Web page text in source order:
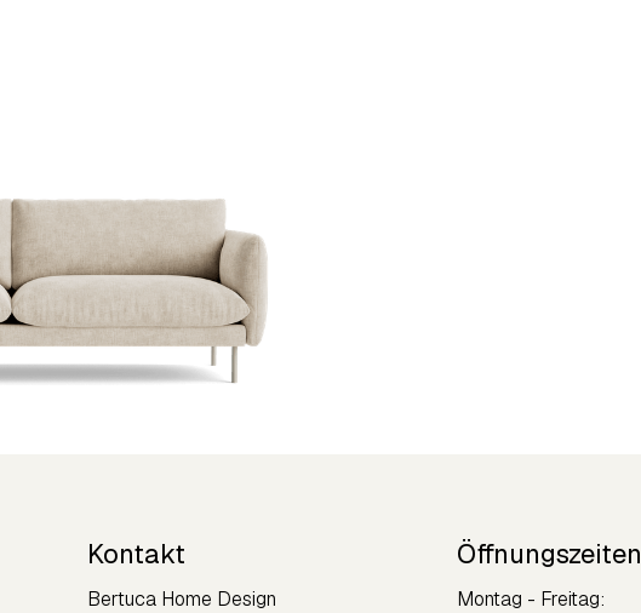
Kontakt
Bertuca Home Design
Öffnungszeiten
Montag - Freitag: